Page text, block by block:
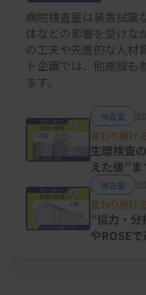
また、より適切な
の判定基準につい
2023年から作成を
会診療所の臨床検
行い、大きな役割
判断基準の作成に
14の歯科医療機関
人に歯周病検査と
施した。臨床検査
病院検査室は装置試薬
体などの影響を受けな
の工夫や先進的な人材
ト企画では、他施設も
ます。
検査室
変わり続け
生理検査
えた後”
検査室
変わり続け
“協力・
やROSE